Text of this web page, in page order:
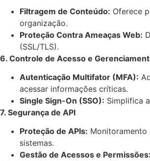
Filtragem de Conteúdo: Oferece
organização.
Proteção Contra Ameaças Web:
(SSL/TLS).
6. Controle de Acesso e
Autenticação Multifator (MFA):
acessar informações críticas.
Single Sign-On (SSO): Simplifica
7. Segurança de API
Proteção de APIs: Monitoramento
sistemas.
Gestão de Acessos e Permissões: